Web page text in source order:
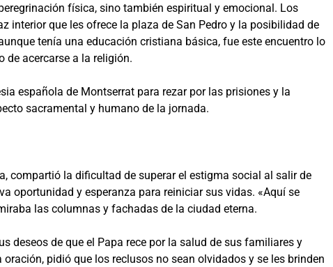
física, sino también espiritual y emocional. Los
interior que les ofrece la plaza de San Pedro y la posibilidad de
tenía una educación cristiana básica, fue este encuentro lo
de acercarse a la religión.
española de Montserrat para rezar por las prisiones y la
sacramental y humano de la jornada.
compartió la dificultad de superar el estigma social al salir de
oportunidad y esperanza para reiniciar sus vidas. «Aquí se
las columnas y fachadas de la ciudad eterna.
deseos de que el Papa rece por la salud de sus familiares y
pidió que los reclusos no sean olvidados y se les brinden